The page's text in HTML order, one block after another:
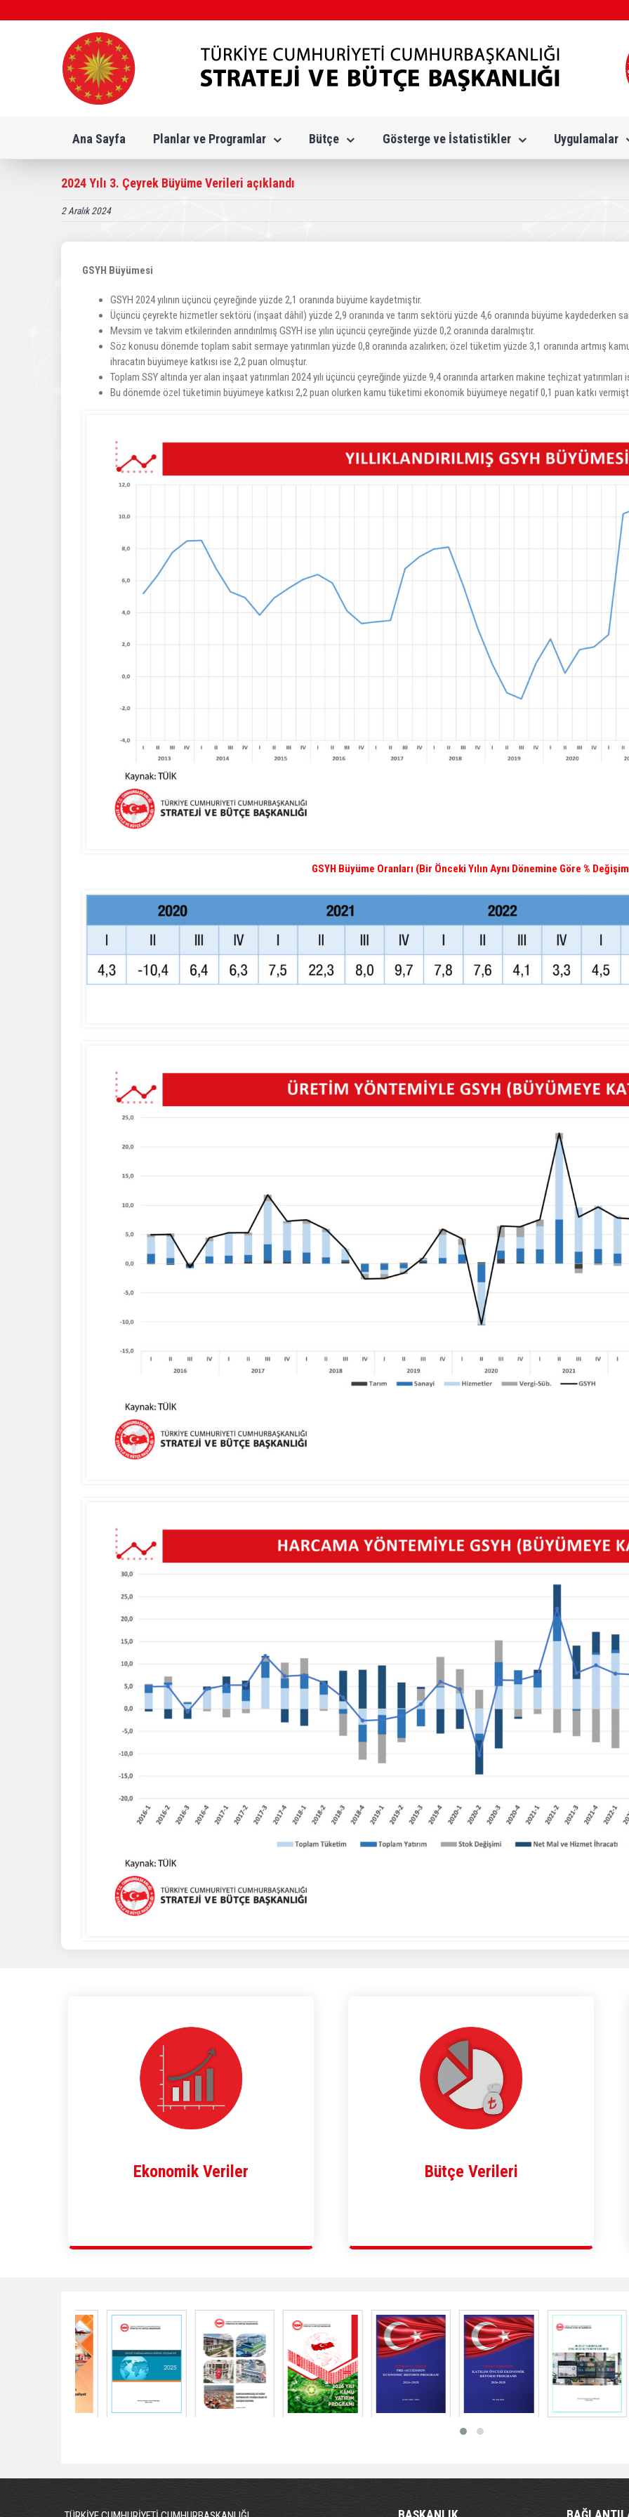
to
Ana Sayfa Planlar ve Programlar Bütçe Gösterge ve İstatistikler Uygulamalar
2024 Yılı 3. Çeyrek Büyüme Verileri açıklandı
2 Aralık 2024
GSYH Büyümesi
GSYH 2024 yılının üçüncü çeyreğinde yüzde 2,1 oranında büyüme kaydetmiştir.
Üçüncü çeyrekte hizmetler sektörü (inşaat dâhil) yüzde 2,9 oranında ve tarım sektörü yüzde 4,6 oranında büyüme kaydederken
Mevsim ve takvim etkilerinden arındırılmış GSYH ise yılın üçüncü çeyreğinde yüzde 0,2 oranında daralmıştır.
Söz konusu dönemde toplam sabit sermaye yatırımları yüzde 0,8 oranında azalırken; özel tüketim yüzde 3,1 oranında artmış
ihracatın büyümeye katkısı ise 2,2 puan olmuştur.
Toplam SSY altında yer alan inşaat yatırımları 2024 yılı üçüncü çeyreğinde yüzde 9,4 oranında artarken makine teçhizat yatırımları
Bu dönemde özel tüketimin büyümeye katkısı 2,2 puan olurken kamu tüketimi ekonomik büyümeye negatif 0,1 puan katkı
GSYH Büyüme Oranları (Bir Önceki Yılın Aynı Dönemine Göre %
Ekonomik Veriler Bütçe Verileri